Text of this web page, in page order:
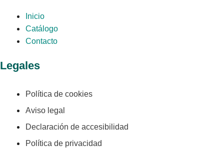
Inicio
Catálogo
Contacto
Legales
Política de cookies
Aviso legal
Declaración de accesibilidad
Política de privacidad